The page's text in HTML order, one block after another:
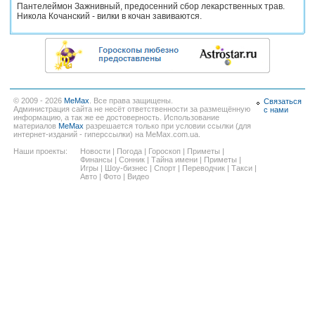
Пантелеймон Зажнивный, предосенний сбор лекарственных трав.
Никола Кочанский - вилки в кочан завиваются.
© 2009 - 2026 MeMax . Все права защищены.
Администрация сайта не несёт ответственности за размещённую
информацию, а так же ее достоверность. Использование
материалов MeMax разрешается только при условии ссылки (для
интернет-изданий - гиперссылки) на MeMax.com.ua.
Наши проекты:
Новости | Погода | Гороскоп | Приметы |
Финансы | Сонник | Тайна имени | Приметы |
Игры | Шоу-бизнес | Спорт | Переводчик | Такси |
Авто | Фото | Видео
Связаться
с нами